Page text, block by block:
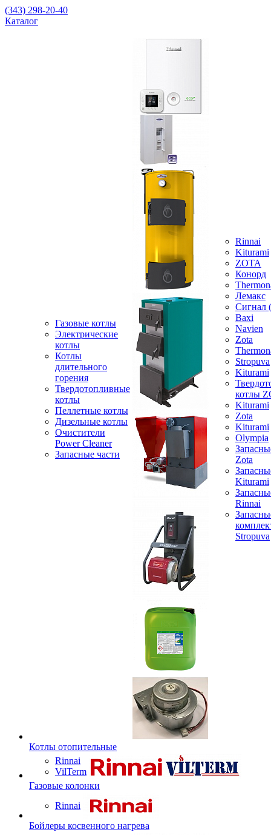
(343) 298-20-40
Каталог
Газовые котлы
Электрические
котлы
Котлы
длительного
горения
Твердотопливные
котлы
Пеллетные котлы
Дизельные котлы
Очистители
Power Cleaner
Запасные части
Rinnai
Kiturami
ZOTA
Конорд
Лемакс
Baxi
Navien
Zota
Stropuva
Kiturami
котлы
Kiturami
Zota
Kiturami
Olympia
Zota
Kiturami
Rinnai
Stropuva
Котлы отопительные
Rinnai
VilTerm
Газовые колонки
Rinnai
Бойлеры косвенного нагрева